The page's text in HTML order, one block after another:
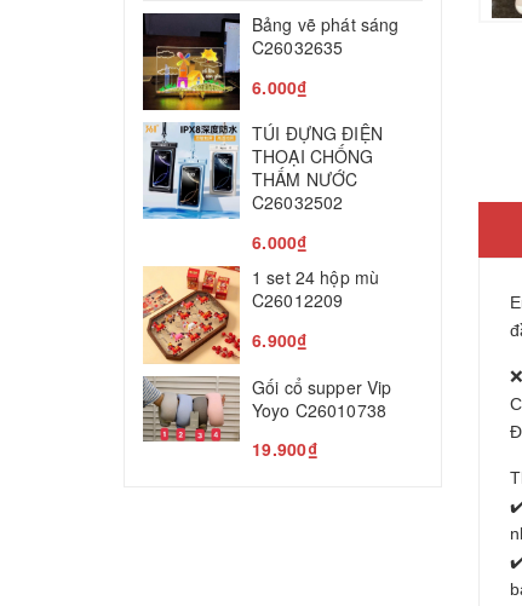
Bảng vẽ phát sáng
C26032635
6.000₫
TÚI ĐỰNG ĐIỆN
THOẠI CHỐNG
THẤM NƯỚC
C26032502
6.000₫
1 set 24 hộp mù
C26012209
6.900₫
Gối cổ supper Vip
Yoyo C26010738
19.900₫